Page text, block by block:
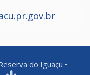
do Iguaçu •